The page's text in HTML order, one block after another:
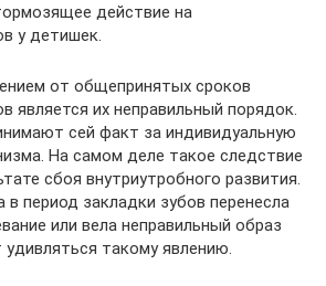
действие на
у детишек.
от общепринятых сроков
является их неправильный порядок.
сей факт за индивидуальную
На самом деле такое следствие
сбоя внутриутробного развития.
период закладки зубов перенесла
или вела неправильный образ
такому явлению.